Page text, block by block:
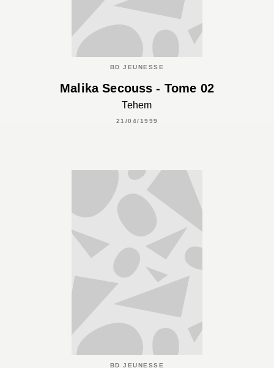
BD JEUNESSE
Malika Secouss - Tome 02
Tehem
21/04/1999
BD JEUNESSE